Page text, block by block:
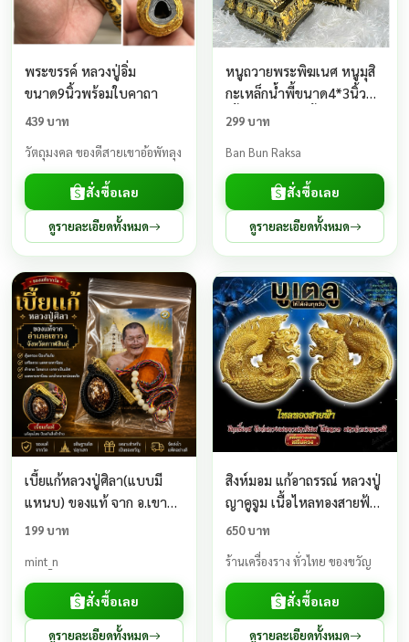
พระขรรค์ หลวงปู่อิ่ม
ขนาด9นิ้วพร้อมใบคาถา
439 บาท
วัตถุมงคล ของดีสายเขาอ้อพัทลุง
สั่งซื้อเลย
ดูรายละเอียดทั้งหมด
หนูถวายพระพิฆเนศ หนูมุสิ
กะเหล็กน้ำพี้ขนาด4*3นิ้ว
เนื้อแร่เหล็กน้ำพี้ รับประการ
มาแล้ว
299 บาท
Ban Bun Raksa
สั่งซื้อเลย
ดูรายละเอียดทั้งหมด
เบี้ยแก้หลวงปู่ศิลา(แบบมี
แหนบ) ของแท้ จาก อ.เขาวง
จ.กาฬสินธุ์
199 บาท
mint_n
สั่งซื้อเลย
ดูรายละเอียดทั้งหมด
สิงห์มอม แก้อาถรรณ์ หลวงปู่
ญาคูจูม เนื้อไหลทองสายฟ้า
ซีลเดิมแกะลุ้นเลขเอง
650 บาท
ร้านเครื่องราง ทั่วไทย ของขวัญ
สั่งซื้อเลย
ดูรายละเอียดทั้งหมด